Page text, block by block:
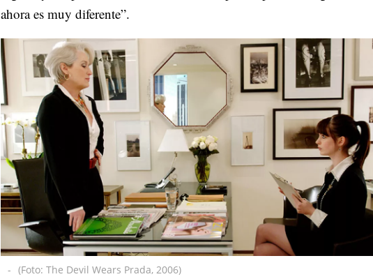
ahora es muy diferente”.
- (Foto: The Devil Wears Prada, 2006)